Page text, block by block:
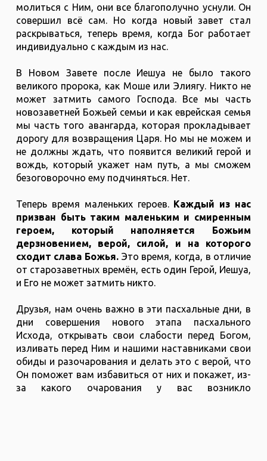
молиться с Ним, они все благополучно уснули. Он
совершил всё сам. Но когда новый завет стал
раскрываться, теперь время, когда Бог работает
индивидуально с каждым из нас.
В Новом Завете после Иешуа не было такого
великого пророка, как Моше или Элиягу. Никто не
может затмить самого Господа. Все мы часть
новозаветней Божьей семьи и как еврейская семья
мы часть того авангарда, которая прокладывает
дорогу для возвращения Царя. Но мы не можем и
не должны ждать, что появится великий герой и
вождь, который укажет нам путь, а мы сможем
безоговорочно ему подчиняться. Нет.
Теперь время маленьких героев. Каждый из нас
призван быть таким маленьким и смиренным
героем, который наполняется Божьим
дерзновением, верой, силой, и на которого
сходит слава Божья. Это время, когда, в отличие
от старозаветных времён, есть один Герой, Иешуа,
и Его не может затмить никто.
Друзья, нам очень важно в эти пасхальные дни, в
дни совершения нового этапа пасхального
Исхода, открывать свои слабости перед Богом,
изливать перед Ним и нашими наставниками свои
обиды и разочарования и делать это с верой, что
Он поможет вам избавиться от них и покажет, из-
за какого очарования у вас возникло